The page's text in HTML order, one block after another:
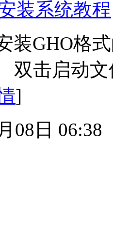
装系统教程
装GHO格
双击启动
]
08日 06:38